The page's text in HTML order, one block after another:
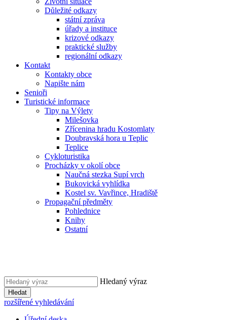
Důležité odkazy
státní zpráva
úřady a instituce
krizové odkazy
praktické služby
regionální odkazy
Kontakt
Kontakty obce
Napište nám
Senioři
Turistické informace
Tipy na Výlety
Milešovka
Zřícenina hradu Kostomlaty
Doubravská hora u Teplic
Teplice
Cykloturistika
Procházky v okolí obce
Naučná stezka Supí vrch
Bukovická vyhlídka
Kostel sv. Vavřince, Hradiště
Propagační předměty
Pohlednice
Knihy
Ostatní
Hledaný výraz
Hledat
rozšířené vyhledávání